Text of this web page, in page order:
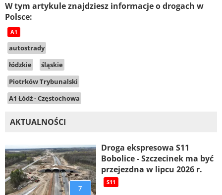
W tym artykule znajdziesz informacje o drogach w
Polsce:
A1
autostrady
łódzkie
śląskie
Piotrków Trybunalski
A1 Łódź - Częstochowa
AKTUALNOŚCI
7
Droga ekspresowa S11
Bobolice - Szczecinek ma być
przejezdna w lipcu 2026 r.
S11